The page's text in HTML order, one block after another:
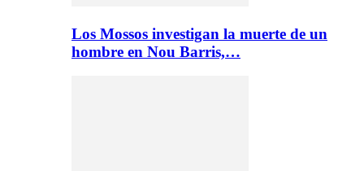
Los Mossos investigan la muerte de un
hombre en Nou Barris,…